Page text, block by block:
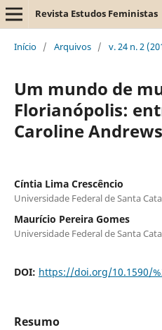
Revista Estudos Feministas
Início / Arquivos / v. 24 n. 2
Um mundo de
Florianópolis:
Caroline Andrews
Cíntia Lima Crescêncio
Universidade Federal de Santa
Maurício Pereira Gomes
Universidade Federal de Santa
DOI: https://doi.org/10.1590/
Resumo